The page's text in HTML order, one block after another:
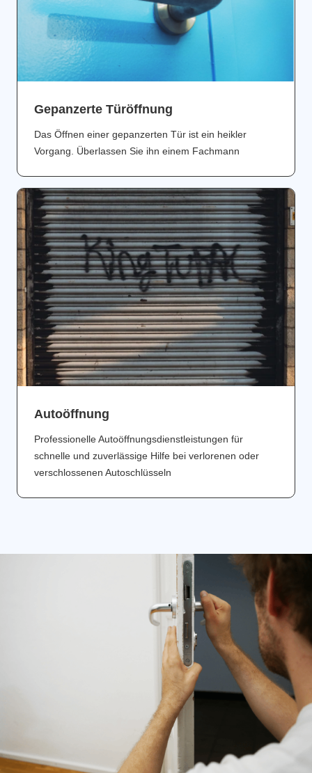
Gepanzerte Türöffnung
Das Öffnen einer gepanzerten Tür ist ein heikler
Vorgang. Überlassen Sie ihn einem Fachmann
Аutoöffnung
Professionelle Autoöffnungsdienstleistungen für
schnelle und zuverlässige Hilfe bei verlorenen oder
verschlossenen Autoschlüsseln